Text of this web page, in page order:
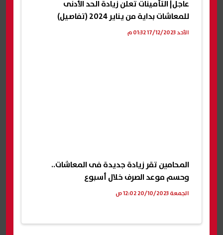
عاجل| التأمينات تعلن زيادة الحد الأدنى
للمعاشات بداية من يناير 2024 (تفاصيل)
الأحد 17/12/2023 01:32 م
المحامين تقر زيادة جديدة فى المعاشات..
وحسم موعد الصرف خلال أسبوع
الجمعة 20/10/2023 12:02 ص